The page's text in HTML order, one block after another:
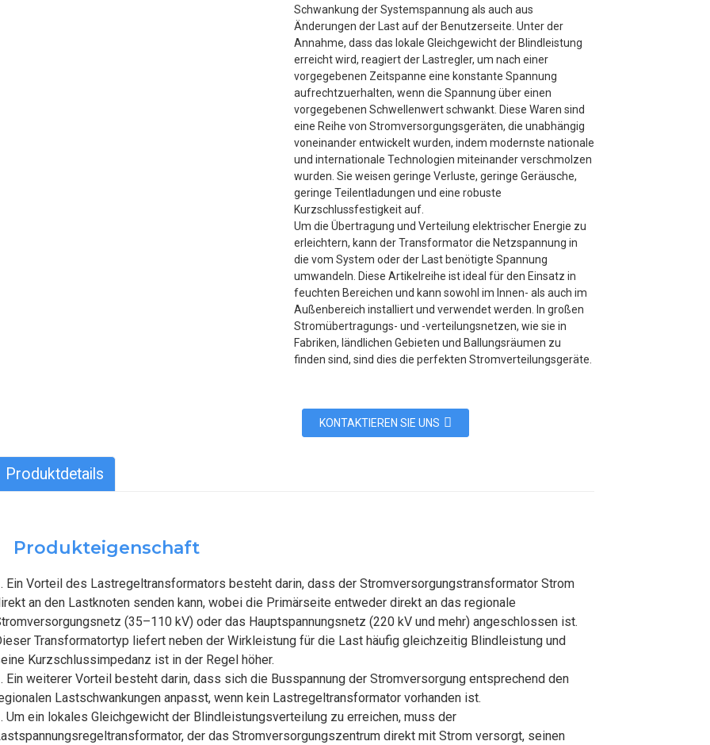
Schwankung der Systemspannung als auch aus
Änderungen der Last auf der Benutzerseite. Unter der
Annahme, dass das lokale Gleichgewicht der Blindleistung
erreicht wird, reagiert der Lastregler, um nach einer
vorgegebenen Zeitspanne eine konstante Spannung
aufrechtzuerhalten, wenn die Spannung über einen
vorgegebenen Schwellenwert schwankt. Diese Waren sind
eine Reihe von Stromversorgungsgeräten, die unabhängig
voneinander entwickelt wurden, indem modernste nationale
und internationale Technologien miteinander verschmolzen
wurden. Sie weisen geringe Verluste, geringe Geräusche,
geringe Teilentladungen und eine robuste
Kurzschlussfestigkeit auf.
Um die Übertragung und Verteilung elektrischer Energie zu
erleichtern, kann der Transformator die Netzspannung in
die vom System oder der Last benötigte Spannung
umwandeln. Diese Artikelreihe ist ideal für den Einsatz in
feuchten Bereichen und kann sowohl im Innen- als auch im
Außenbereich installiert und verwendet werden. In großen
Stromübertragungs- und -verteilungsnetzen, wie sie in
Fabriken, ländlichen Gebieten und Ballungsräumen zu
finden sind, sind dies die perfekten Stromverteilungsgeräte.
KONTAKTIEREN SIE UNS
Produktdetails
Produkteigenschaft
Ein Vorteil des Lastregeltransformators besteht darin, dass der Stromversorgungstransformator Strom
an den Lastknoten senden kann, wobei die Primärseite entweder direkt an das regionale
(35–110 kV) oder das Hauptspannungsnetz (220 kV und mehr) angeschlossen ist.
Transformatortyp liefert neben der Wirkleistung für die Last häufig gleichzeitig Blindleistung und
Kurzschlussimpedanz ist in der Regel höher.
Ein weiterer Vorteil besteht darin, dass sich die Busspannung der Stromversorgung entsprechend den
Lastschwankungen anpasst, wenn kein Lastregeltransformator vorhanden ist.
Um ein lokales Gleichgewicht der Blindleistungsverteilung zu erreichen, muss der
der das Stromversorgungszentrum direkt mit Strom versorgt, seinen